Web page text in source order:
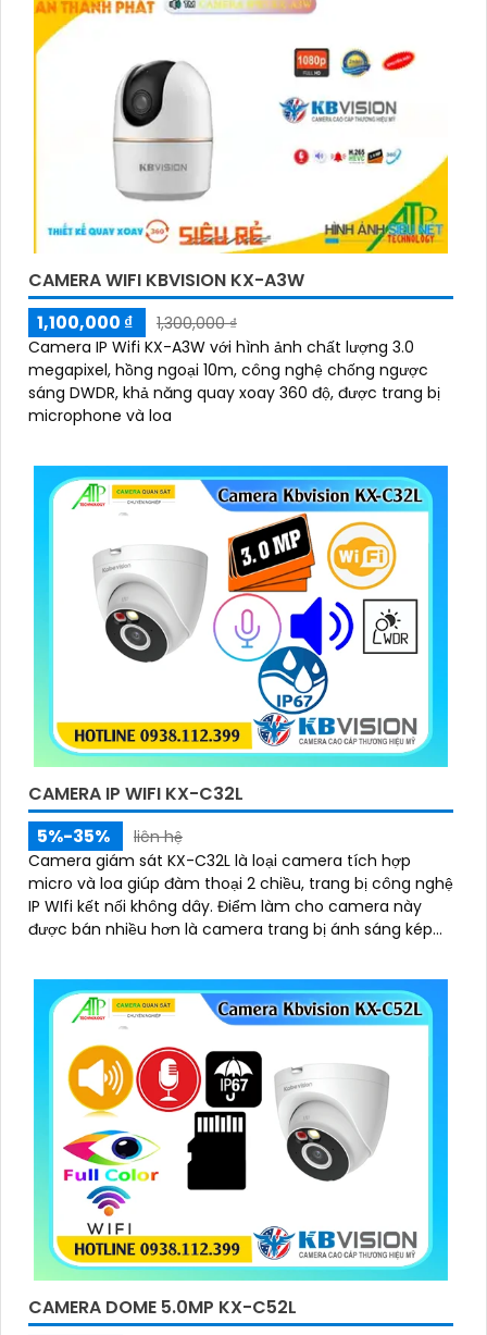
CAMERA WIFI KBVISION KX-A3W
1,100,000 ₫
1,300,000 ₫
Camera IP Wifi KX-A3W với hình ảnh chất lượng 3.0
megapixel, hồng ngoại 10m, công nghệ chống ngược
sáng DWDR, khả năng quay xoay 360 độ, được trang bị
microphone và loa
CAMERA IP WIFI KX-C32L
5%-35%
liên hệ
Camera giám sát KX-C32L là loại camera tích hợp
micro và loa giúp đàm thoại 2 chiều, trang bị công nghệ
IP WIfi kết nối không dây. Điểm làm cho camera này
được bán nhiều hơn là camera trang bị ánh sáng kép
CAMERA DOME 5.0MP KX-C52L